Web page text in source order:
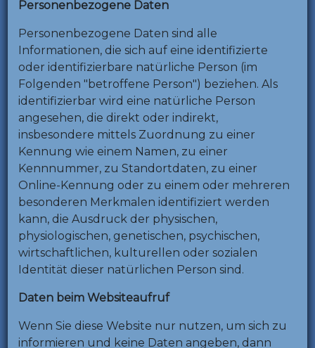
Personenbezogene Daten
Personenbezogene Daten sind alle
Informationen, die sich auf eine identifizierte
oder identifizierbare natürliche Person (im
Folgenden "betroffene Person") beziehen. Als
identifizierbar wird eine natürliche Person
angesehen, die direkt oder indirekt,
insbesondere mittels Zuordnung zu einer
Kennung wie einem Namen, zu einer
Kennnummer, zu Standortdaten, zu einer
Online-Kennung oder zu einem oder mehreren
besonderen Merkmalen identifiziert werden
kann, die Ausdruck der physischen,
physiologischen, genetischen, psychischen,
wirtschaftlichen, kulturellen oder sozialen
Identität dieser natürlichen Person sind.
Daten beim Websiteaufruf
Wenn Sie diese Website nur nutzen, um sich zu
informieren und keine Daten angeben, dann